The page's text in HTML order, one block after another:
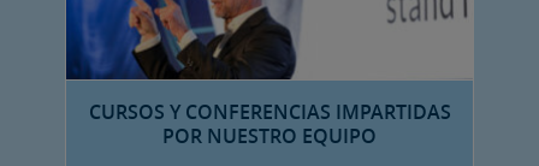
CURSOS Y CONFERENCIAS IMPARTIDAS
POR NUESTRO EQUIPO